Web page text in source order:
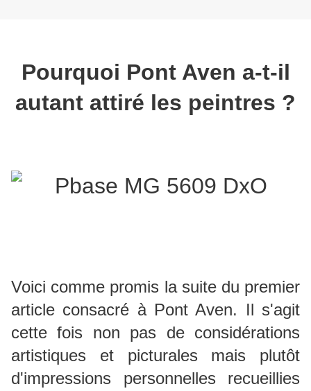
Pourquoi Pont Aven a-t-il
autant attiré les peintres ?
Voici comme promis la suite du premier
article consacré à Pont Aven. Il s'agit
cette fois non pas de considérations
artistiques et picturales mais plutôt
d'impressions personnelles recueillies